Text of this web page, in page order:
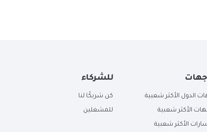
الدول الأكثر شعبية
الأكثر شعبية
الأكثر شعبية
للشركاء
كن شريكًا لنا
للمشغلين